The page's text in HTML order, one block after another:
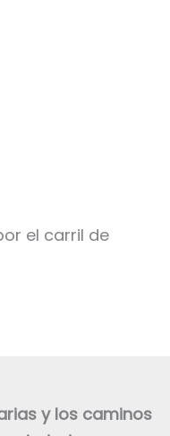
el carril de
y los caminos